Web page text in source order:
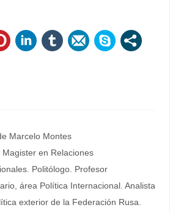
Marcelo Montes
Magister en Relaciones
Politólogo. Profesor
área Política Internacional. Analista
exterior de la Federación Rusa.